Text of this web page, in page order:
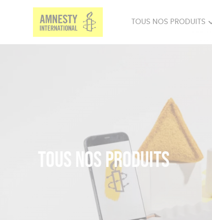
TOUS NOS PRODUITS
Tous nos produits